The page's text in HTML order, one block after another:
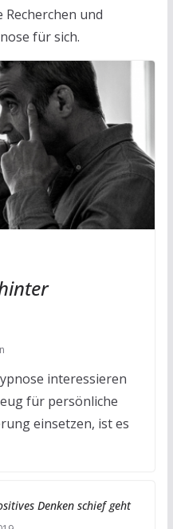
und
für sich.
interessieren
für persönliche
einsetzen, ist es
Denken schief geht